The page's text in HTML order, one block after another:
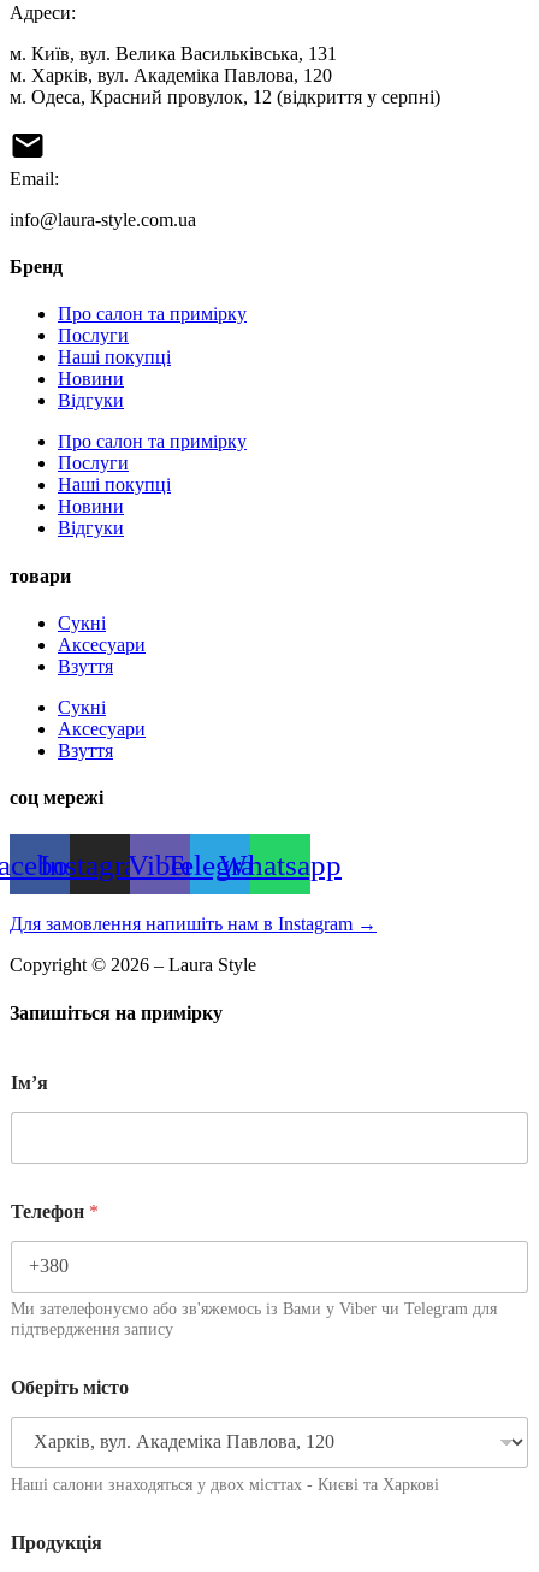
Адреси:
м. Київ, вул. Велика Васильківська, 131
м. Харків, вул. Академіка Павлова, 120
м. Одеса, Красний провулок, 12 (відкриття у серпні)
Email:
info@laura-style.com.ua
Бренд
Про салон та примірку
Послуги
Наші покупці
Новини
Відгуки
Про салон та примірку
Послуги
Наші покупці
Новини
Відгуки
товари
Сукні
Аксесуари
Взуття
Сукні
Аксесуари
Взуття
соц мережі
InstagramViberTelegramWhatsapp
Для замовлення напишіть нам в Instagram →
Copyright © 2026 – Laura Style
Запишіться на примірку
Імʼя
Телефон *
Ми зателефонуємо або зв'яжемось із Вами у Viber чи Telegram для
підтвердження запису
Оберіть місто
Наші салони знаходяться у двох місттах - Києві та Харкові
Продукція